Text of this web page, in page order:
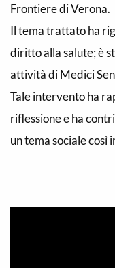
Frontiere di Verona.
Il tema trattato ha
diritto alla salute; è
attività di Medici
Tale intervento ha
riflessione e ha
un tema sociale così